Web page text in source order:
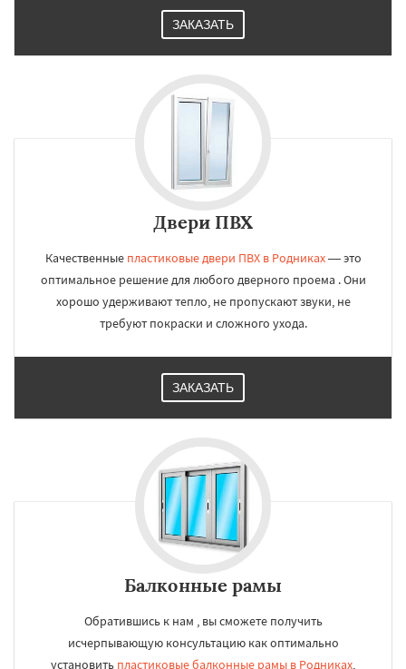
ЗАКАЗАТЬ
Двери ПВХ
Качественные пластиковые двери ПВХ в Родниках— это
оптимальное решение для любого дверного проема . Они
хорошо удерживают тепло, не пропускают звуки, не
требуют покраски и сложного ухода.
ЗАКАЗАТЬ
Балконные рамы
Обратившись к нам , вы сможете получить
исчерпывающую консультацию как оптимально
установить пластиковые балконные рамы в Родниках,